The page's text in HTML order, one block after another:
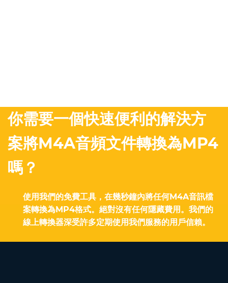
你需要一個快速便利的解決方
案將M4A音頻文件轉換為MP4
嗎？
使用我們的免費工具，在幾秒鐘內將任何M4A音訊檔
案轉換為MP4格式。絕對沒有任何隱藏費用。我們的
線上轉換器深受許多定期使用我們服務的用戶信賴。